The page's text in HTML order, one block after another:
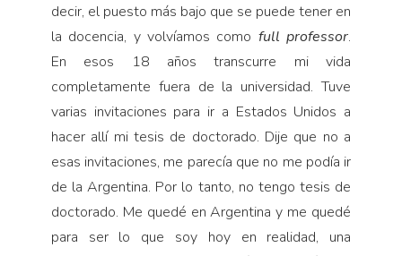
decir, el puesto más bajo que se puede tener en
la docencia, y volvíamos como full professor.
En esos 18 años transcurre mi vida
completamente fuera de la universidad. Tuve
varias invitaciones para ir a Estados Unidos a
hacer allí mi tesis de doctorado. Dije que no a
esas invitaciones, me parecía que no me podía ir
de la Argentina. Por lo tanto, no tengo tesis de
doctorado. Me quedé en Argentina y me quedé
para ser lo que soy hoy en realidad, una